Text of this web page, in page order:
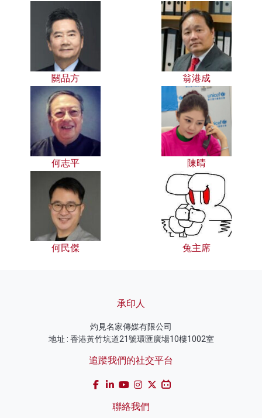
關品方 翁港成
何志平 陳晴
何民傑 兔主席
承印人
灼見名家傳媒有限公司
地址 : 香港黃竹坑道21號環匯廣場10樓1002室
追蹤我們的社交平台
聯絡我們